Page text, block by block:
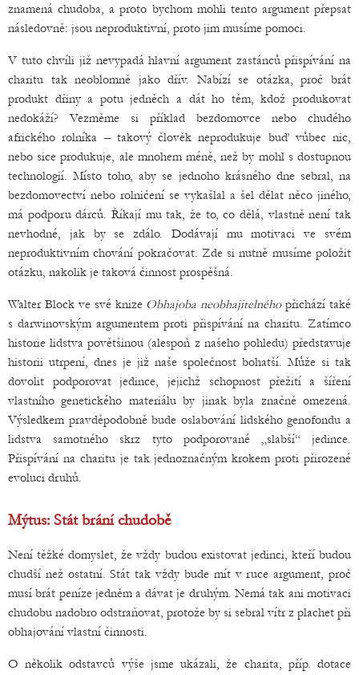
znamená chudoba, a proto bychom mohli tento argument přepsat
následovně: jsou neproduktivní, proto jim musíme pomoci.
V tuto chvíli již nevypadá hlavní argument zastánců přispívání na
charitu tak neoblomně jako dřív. Nabízí se otázka, proč brát
produkt dřiny a potu jedněch a dát ho těm, kdož produkovat
nedokáží? Vezměme si příklad bezdomovce nebo chudého
afrického rolníka – takový člověk neprodukuje buď vůbec nic,
nebo sice produkuje, ale mnohem méně, než by mohl s dostupnou
technologií. Místo toho, aby se jednoho krásného dne sebral, na
bezdomovectví nebo rolničení se vykašlal a šel dělat něco jiného,
má podporu dárců. Říkají mu tak, že to, co dělá, vlastně není tak
nevhodné, jak by se zdálo. Dodávají mu motivaci ve svém
neproduktivním chování pokračovat. Zde si nutně musíme položit
otázku, nakolik je taková činnost prospěšná.
Walter Block ve své knize Obhajoba neobhajitelnéhopřichází také
s darwinovským argumentem proti přispívání na charitu. Zatímco
historie lidstva povětšinou (alespoň z našeho pohledu) představuje
historii utrpení, dnes je již naše společnost bohatší. Může si tak
dovolit podporovat jedince, jejichž schopnost přežití a šíření
vlastního genetického materiálu by jinak byla značně omezená.
Výsledkem pravděpodobně bude oslabování lidského genofondu a
lidstva samotného skrz tyto podporované „slabší“ jedince.
Přispívání na charitu je tak jednoznačným krokem proti přirozené
evoluci druhů.
Mýtus: Stát brání chudobě
Není těžké domyslet, že vždy budou existovat jedinci, kteří budou
chudší než ostatní. Stát tak vždy bude mít v ruce argument, proč
musí brát peníze jedněm a dávat je druhým. Nemá tak ani motivaci
chudobu nadobro odstraňovat, protože by si sebral vítr z plachet při
obhajování vlastní činnosti.
O několik odstavců výše jsme ukázali, že charita, příp. dotace